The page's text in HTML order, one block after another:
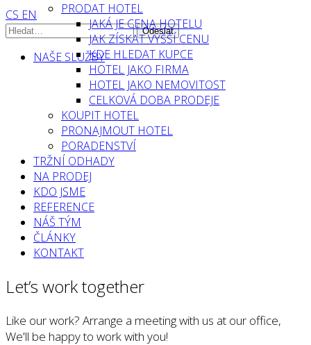
CS EN
NAŠE SLUŽBY
PRODAT HOTEL
JAKÁ JE CENA HOTELU
JAK ZÍSKAT VYŠŠÍ CENU
KDE HLEDAT KUPCE
HOTEL JAKO FIRMA
HOTEL JAKO NEMOVITOST
CELKOVÁ DOBA PRODEJE
KOUPIT HOTEL
PRONAJMOUT HOTEL
PORADENSTVÍ
TRŽNÍ ODHADY
NA PRODEJ
KDO JSME
REFERENCE
NÁŠ TÝM
ČLÁNKY
KONTAKT
Let’s work together
Like our work? Arrange a meeting with us at our office,
We'll be happy to work with you!